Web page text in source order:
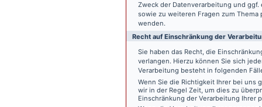
Zweck der Datenverarbeitung und
sowie zu weiteren Fragen zum
wenden.
Recht auf Einschränkung der
Sie haben das Recht, die
verlangen. Hierzu können Sie sich
Verarbeitung besteht in folgenden
Wenn Sie die Richtigkeit Ihrer bei
wir in der Regel Zeit, um dies zu
Einschränkung der Verarbeitung Ihrer